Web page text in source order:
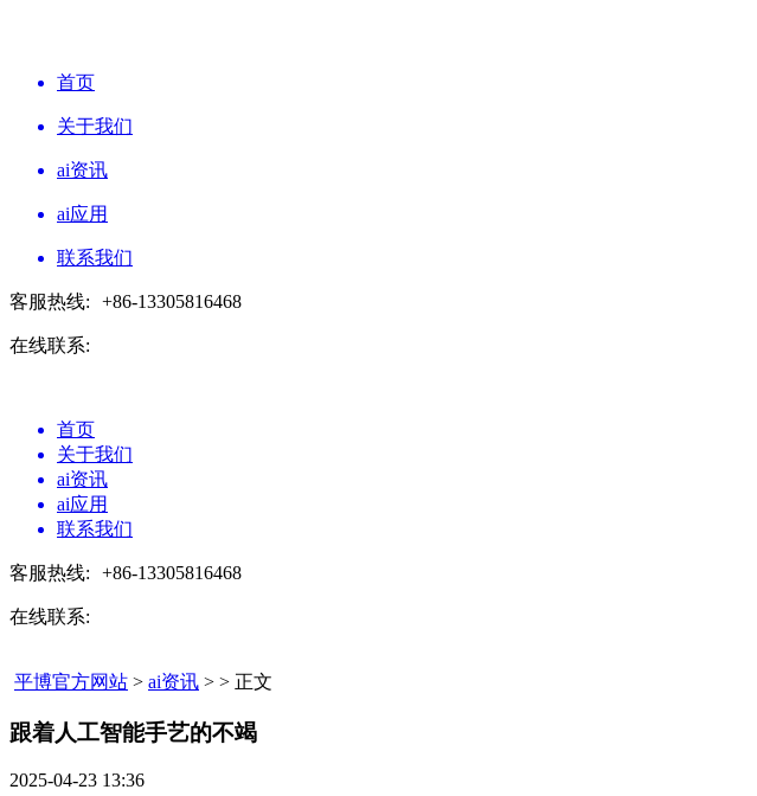
首页
关于我们
ai资讯
ai应用
联系我们
客服热线: +86-13305816468
在线联系:
首页
关于我们
ai资讯
ai应用
联系我们
客服热线: +86-13305816468
在线联系:
平博官方网站 > ai资讯 > > 正文
跟着人工智能手艺的不竭​
2025-04-23 13:36